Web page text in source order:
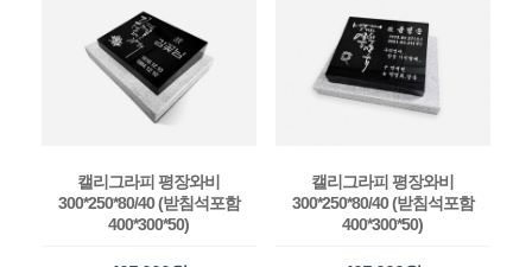
캘리그라피 평장와비
300*250*80/40 (받침석포함
400*300*50)
캘리그라피 평장와비
300*250*80/40 (받침석포함
400*300*50)